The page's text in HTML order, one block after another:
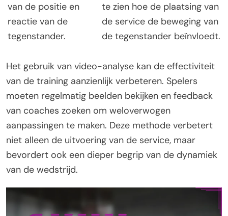
van de positie en
reactie van de
tegenstander.
te zien hoe de plaatsing van
de service de beweging van
de tegenstander beïnvloedt.
Het gebruik van video-analyse kan de effectiviteit
van de training aanzienlijk verbeteren. Spelers
moeten regelmatig beelden bekijken en feedback
van coaches zoeken om weloverwogen
aanpassingen te maken. Deze methode verbetert
niet alleen de uitvoering van de service, maar
bevordert ook een dieper begrip van de dynamiek
van de wedstrijd.